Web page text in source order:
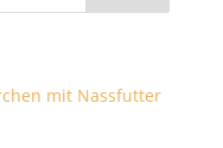
mit Nassfutter